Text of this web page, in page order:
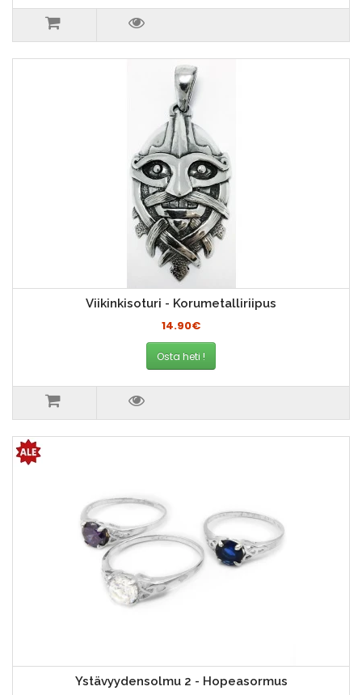
Viikinkisoturi - Korumetalliriipus
14.90€
Osta heti !
Ystävyydensolmu 2 - Hopeasormus